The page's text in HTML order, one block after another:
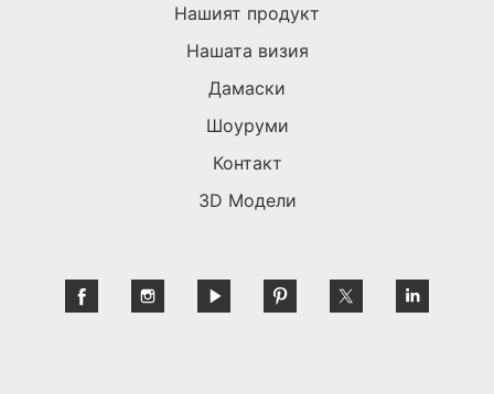
Нашият продукт
Нашата визия
Дамаски
Шоуруми
Контакт
3D Модели